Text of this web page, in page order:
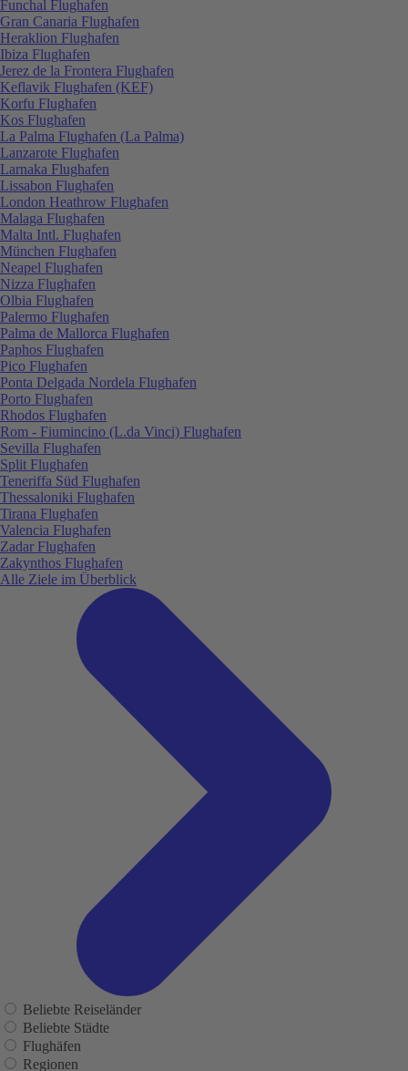
Funchal Flughafen
Gran Canaria Flughafen
Heraklion Flughafen
Ibiza Flughafen
Jerez de la Frontera Flughafen
Keflavik Flughafen (KEF)
Korfu Flughafen
Kos Flughafen
La Palma Flughafen (La Palma)
Lanzarote Flughafen
Larnaka Flughafen
Lissabon Flughafen
London Heathrow Flughafen
Malaga Flughafen
Malta Intl. Flughafen
München Flughafen
Neapel Flughafen
Nizza Flughafen
Olbia Flughafen
Palermo Flughafen
Palma de Mallorca Flughafen
Paphos Flughafen
Pico Flughafen
Ponta Delgada Nordela Flughafen
Porto Flughafen
Rhodos Flughafen
Rom - Fiumincino (L.da Vinci) Flughafen
Sevilla Flughafen
Split Flughafen
Teneriffa Süd Flughafen
Thessaloniki Flughafen
Tirana Flughafen
Valencia Flughafen
Zadar Flughafen
Zakynthos Flughafen
Alle Ziele im Überblick
Beliebte Reiseländer
Beliebte Städte
Flughäfen
Regionen